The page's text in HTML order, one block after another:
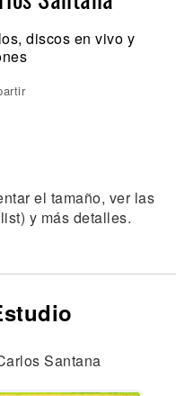
discos en vivo y
el tamaño, ver las
y más detalles.
Santana